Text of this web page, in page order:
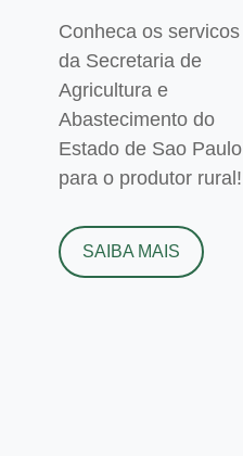
Conheca os servicos
da Secretaria de
Agricultura e
Abastecimento do
Estado de Sao Paulo
para o produtor rural!
SAIBA MAIS